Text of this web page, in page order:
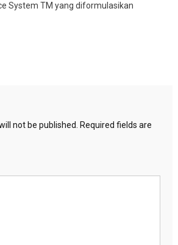
System TM yang diformulasikan
not be published. Required fields are